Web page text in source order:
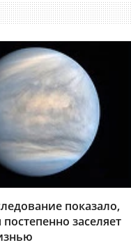
показало,
заселяет